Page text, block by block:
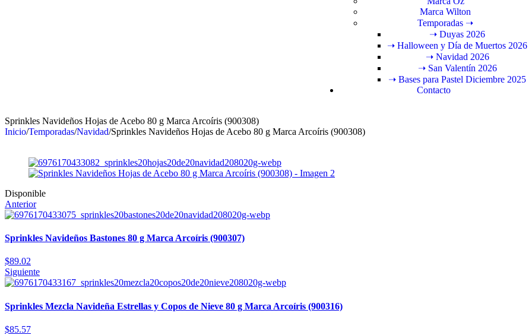
Marca Wilton
Temporadas ➝
➝ Duyas 2026
➝ Halloween y Día de Muertos 2026
➝ Navidad 2026
➝ San Valentín 2026
➝ Bases para Pastel Diciembre 2025
Contacto
Sprinkles Navideños Hojas de Acebo 80 g Marca Arcoíris (900308)
Inicio/Temporadas/Navidad/Sprinkles Navideños Hojas de Acebo 80 g Marca Arcoíris (900308)
Disponible
Anterior
Sprinkles Navideños Bastones 80 g Marca Arcoíris (900307)
$89.02
Siguiente
Sprinkles Mezcla Navideña Estrellas y Copos de Nieve 80 g Marca Arcoíris (900316)
$85.57